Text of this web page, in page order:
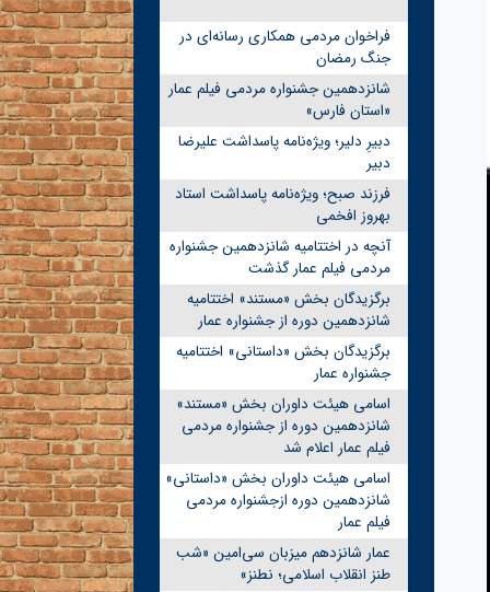
فراخوان مردمی همکاری رسانه‌ای در
جنگ رمضان
شانزدهمین جشنواره مردمی فیلم عمار
«استان فارس»
دبیرِ دلیر؛ ویژه‌نامه پاسداشت علیرضا
دبیر
فرزند صبح؛ ویژه‌نامه پاسداشت استاد
بهروز افخمی
آنچه در اختتامیه شانزدهمین جشنواره
مردمی فیلم عمار گذشت
برگزیدگان بخش «مستند» اختتامیه
شانزدهمین دوره از جشنواره عمار
برگزیدگان بخش «داستانی» اختتامیه
جشنواره عمار
اسامی هیئت داوران بخش «مستند»
شانزدهمین دوره از جشنواره مردمی
فیلم عمار اعلام شد
اسامی هیئت داوران بخش «داستانی»
شانزدهمین دوره ازجشنواره مردمی
فیلم عمار
عمار شانزدهم میزبان سی‌امین «شب
طنز انقلاب اسلامی؛ نطنز»